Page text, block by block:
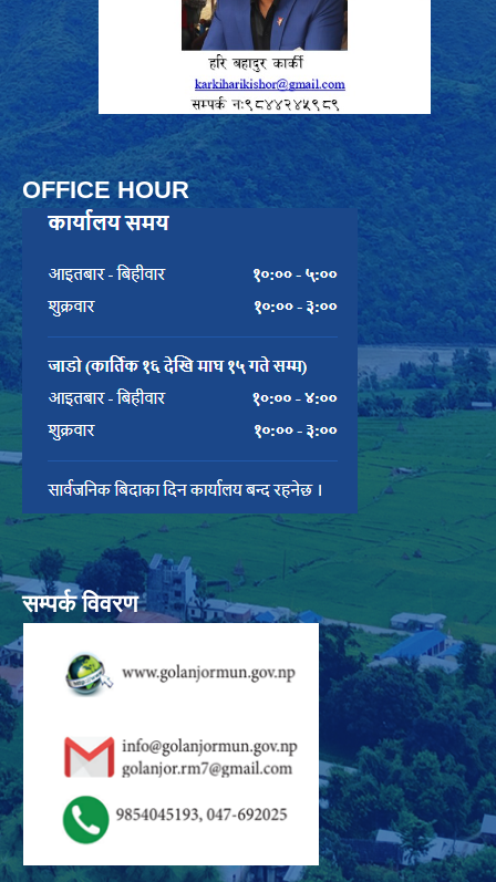
OFFICE HOUR
सम्पर्क विवरण